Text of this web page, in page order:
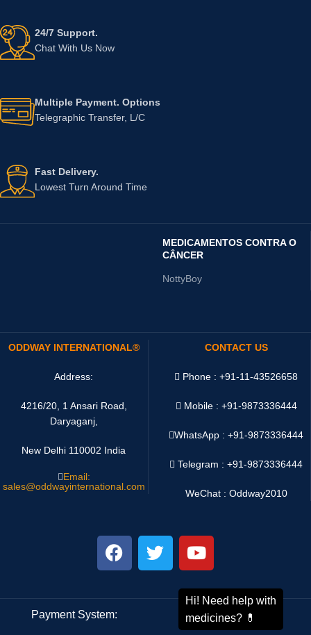
24/7 Support.
Chat With Us Now
Multiple Payment. Options
Telegraphic Transfer, L/C
Fast Delivery.
Lowest Turn Around Time
MEDICAMENTOS CONTRA O
CÂNCER
NottyBoy
ODDWAY INTERNATIONAL®
Address:
4216/20, 1 Ansari Road,
Daryaganj,
New Delhi 110002 India
Email:
sales@oddwayinternational.com
CONTACT US
Phone : +91-11-43526658
Mobile : +91-9873336444
WhatsApp :+91-9873336444
Telegram : +91-9873336444
WeChat : Oddway2010
Payment System: Shipping System: